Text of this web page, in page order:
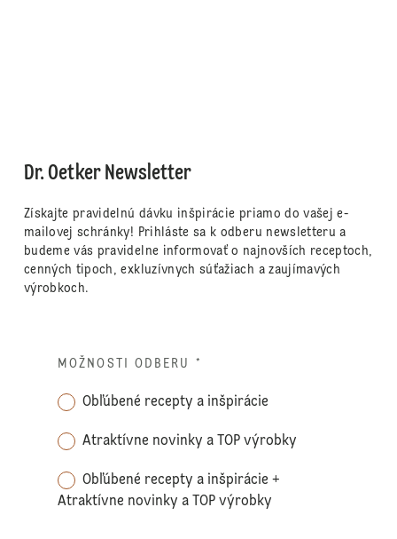
Dr. Oetker Newsletter
Získajte pravidelnú dávku inšpirácie priamo do vašej e-
mailovej schránky! Prihláste sa k odberu newsletteru a
budeme vás pravidelne informovať o najnovších receptoch,
cenných tipoch, exkluzívnych súťažiach a zaujímavých
výrobkoch.
MOŽNOSTI ODBERU *
Obľúbené recepty a inšpirácie
Atraktívne novinky a TOP výrobky
Obľúbené recepty a inšpirácie +
Atraktívne novinky a TOP výrobky